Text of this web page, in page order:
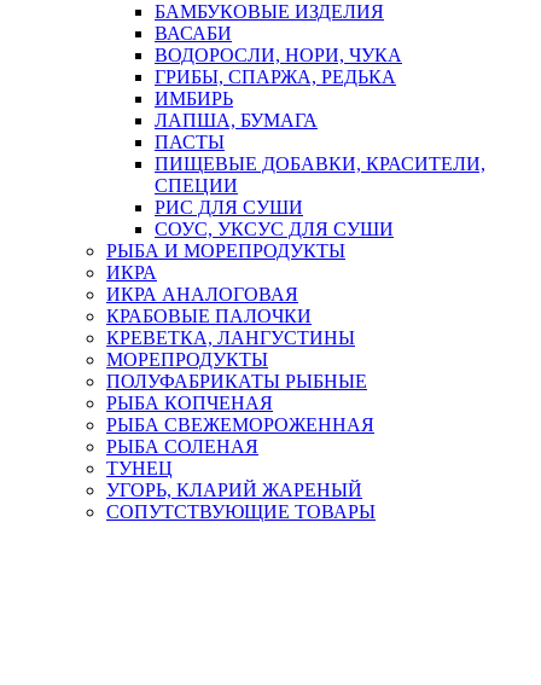
БАМБУКОВЫЕ ИЗДЕЛИЯ
ВАСАБИ
ВОДОРОСЛИ, НОРИ, ЧУКА
ГРИБЫ, СПАРЖА, РЕДЬКА
ИМБИРЬ
ЛАПША, БУМАГА
ПАСТЫ
ПИЩЕВЫЕ ДОБАВКИ, КРАСИТЕЛИ,
СПЕЦИИ
РИС ДЛЯ СУШИ
СОУС, УКСУС ДЛЯ СУШИ
РЫБА И МОРЕПРОДУКТЫ
ИКРА
ИКРА АНАЛОГОВАЯ
КРАБОВЫЕ ПАЛОЧКИ
КРЕВЕТКА, ЛАНГУСТИНЫ
МОРЕПРОДУКТЫ
ПОЛУФАБРИКАТЫ РЫБНЫЕ
РЫБА КОПЧЕНАЯ
РЫБА СВЕЖЕМОРОЖЕННАЯ
РЫБА СОЛЕНАЯ
ТУНЕЦ
УГОРЬ, КЛАРИЙ ЖАРЕНЫЙ
СОПУТСТВУЮЩИЕ ТОВАРЫ